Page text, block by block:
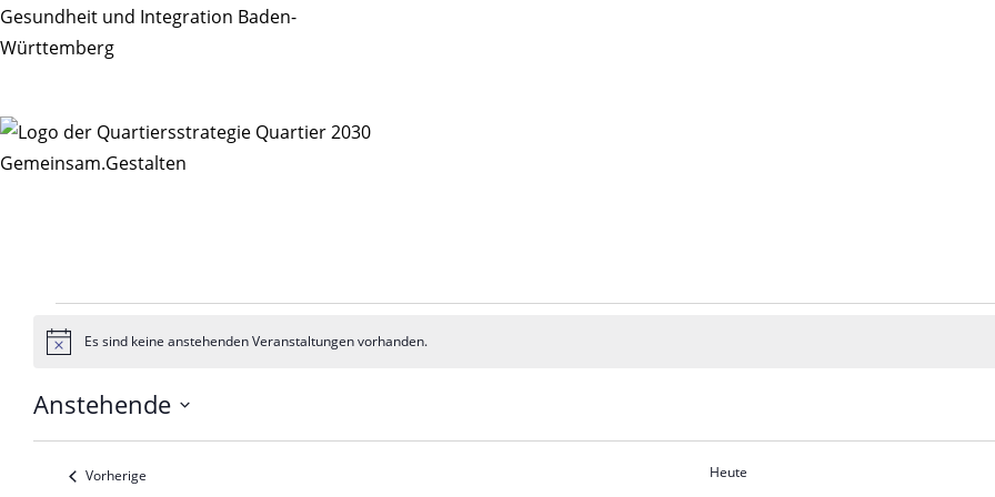
Veranstaltungen
HinweisEs sind keine anstehenden Veranstaltungen vorhanden.
Anstehende
Datum
auswählen.
VorherigeVeranstaltungen Heute